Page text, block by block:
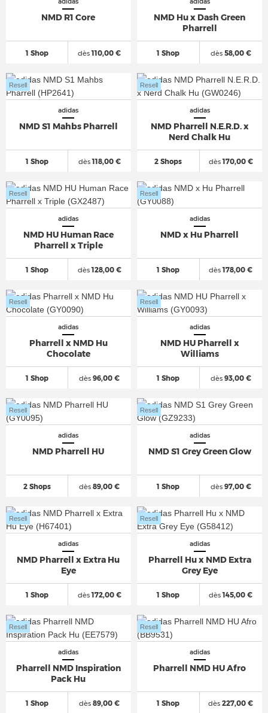
adidas
NMD R1 Core
1 Shop dès110,00 €
adidas
NMD Hu x Dash Green
Pharrell
1 Shop dès58,00 €
adidas
NMD S1 Mahbs Pharrell
1 Shop
Resell
dès118,00 €
adidas
NMD Pharrell N.E.R.D. x
Nerd Chalk Hu
2 Shops
Resell
dès170,00 €
adidas
NMD HU Human Race
Pharrell x Triple
1 Shop
Resell
dès128,00 €
adidas
NMD x Hu Pharrell
1 Shop
Resell
dès178,00 €
adidas
Pharrell x NMD Hu
Chocolate
1 Shop
Resell
dès 96,00 €
adidas
NMD HU Pharrell x
Williams
1 Shop
Resell
dès93,00 €
adidas
NMD Pharrell HU
2 Shops
Resell
dès 89,00 €
adidas
NMD S1 Grey Green Glow
1 Shop
Resell
dès97,00 €
adidas
NMD Pharrell x Extra Hu
Eye
1 Shop
Resell
dès172,00 €
adidas
Pharrell Hu x NMD Extra
Grey Eye
1 Shop
Resell
dès145,00 €
adidas
Pharrell NMD Inspiration
Pack Hu
1 Shop
Resell
dès 89,00 €
adidas
Pharrell NMD HU Afro
1 Shop
Resell
dès 227,00 €